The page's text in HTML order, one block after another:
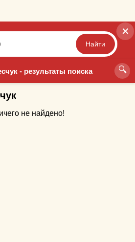
- результаты поиска 🔍
✕
Найти
Неточный
не найдено!